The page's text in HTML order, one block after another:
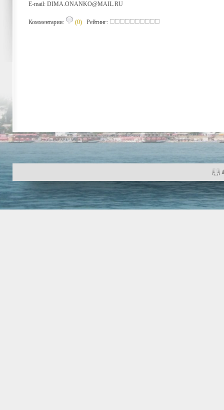
E-mail: DIMA.ONANKO@MAIL.RU
Комментарии: (0) Рейтинг: